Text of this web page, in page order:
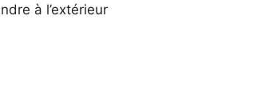
à l’extérieur